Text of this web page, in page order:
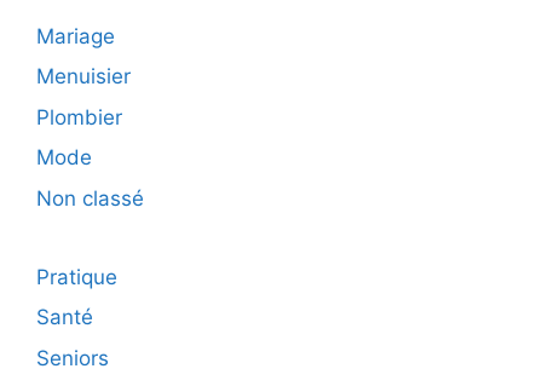
Mariage
Menuisier
Plombier
Mode
Non classé
Pratique
Santé
Seniors